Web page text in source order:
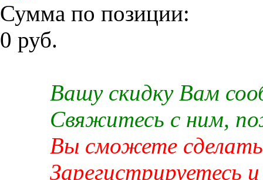
Сумма по позиции:
0 руб.
Вашу скидку Вам
Свяжитесь с ним,
Вы сможете сделать
Зарегистрируетесь